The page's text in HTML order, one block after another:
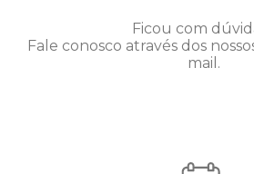
Ficou com
Fale conosco através dos
mail.